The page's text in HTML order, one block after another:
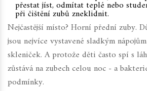
přestat jíst, odmítat teplé nebo
při čištění zubů zneklidnit.
Nejčastější místo? Horní přední zuby.
jsou nejvíce vystavené sladkým
skleniček. A protože děti často spí s
zůstává na zubech celou noc - a
podmínky.